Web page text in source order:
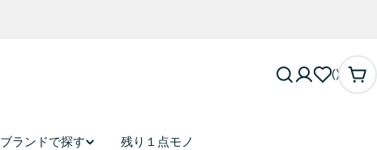
カ
ブランドで探す 残り１点モノ